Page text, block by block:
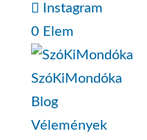
Instagram
0 Elem
SzóKiMondóka
Blog
Vélemények